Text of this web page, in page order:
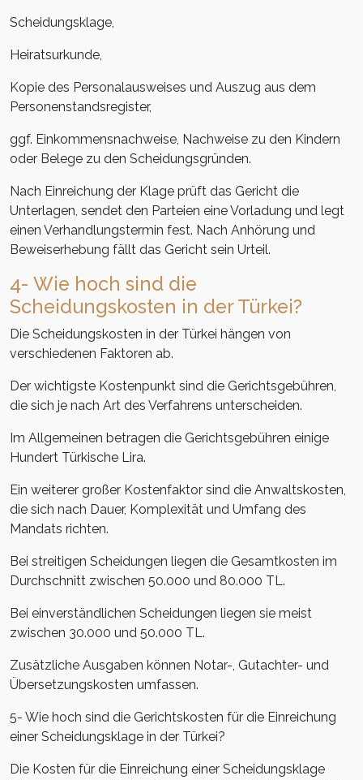
Scheidungsklage,
Heiratsurkunde,
Kopie des Personalausweises und Auszug aus dem
Personenstandsregister,
ggf. Einkommensnachweise, Nachweise zu den Kindern
oder Belege zu den Scheidungsgründen.
Nach Einreichung der Klage prüft das Gericht die
Unterlagen, sendet den Parteien eine Vorladung und legt
einen Verhandlungstermin fest. Nach Anhörung und
Beweiserhebung fällt das Gericht sein Urteil.
4- Wie hoch sind die
Scheidungskosten in der Türkei?
Die Scheidungskosten in der Türkei hängen von
verschiedenen Faktoren ab.
Der wichtigste Kostenpunkt sind die Gerichtsgebühren,
die sich je nach Art des Verfahrens unterscheiden.
Im Allgemeinen betragen die Gerichtsgebühren einige
Hundert Türkische Lira.
Ein weiterer großer Kostenfaktor sind die Anwaltskosten,
die sich nach Dauer, Komplexität und Umfang des
Mandats richten.
Bei streitigen Scheidungen liegen die Gesamtkosten im
Durchschnitt zwischen 50.000 und 80.000 TL.
Bei einverständlichen Scheidungen liegen sie meist
zwischen 30.000 und 50.000 TL.
Zusätzliche Ausgaben können Notar-, Gutachter- und
Übersetzungskosten umfassen.
5- Wie hoch sind die Gerichtskosten für die Einreichung
einer Scheidungsklage in der Türkei?
Die Kosten für die Einreichung einer Scheidungsklage